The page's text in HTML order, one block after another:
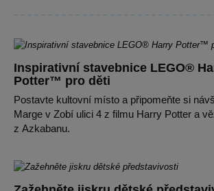
Inspirativní stavebnice LEGO®
Potter™ pro děti
Postavte kultovní místo a připomeňte si
Marge v Zobí ulici 4 z filmu Harry Potter a
z Azkabanu.